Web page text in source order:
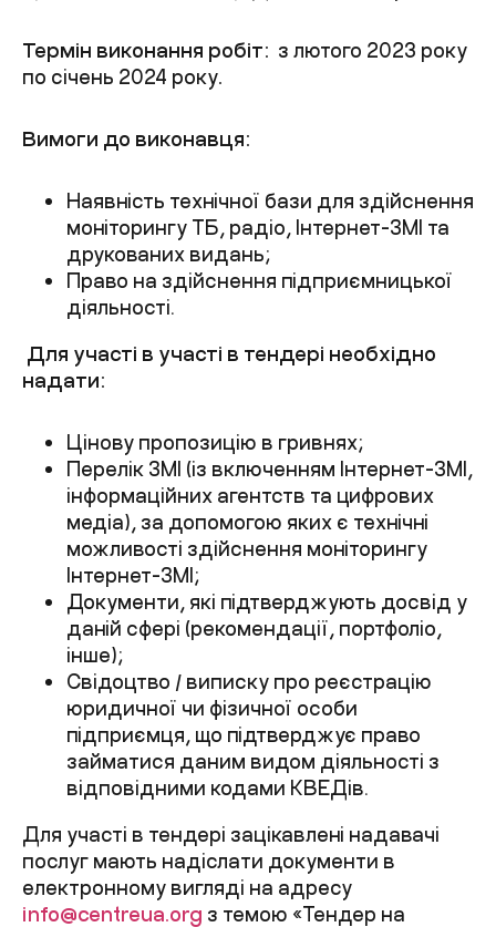
Термін виконання робіт: з лютого 2023 року
по січень 2024 року.
Вимоги до виконавця:
Наявність технічної бази для здійснення
моніторингу ТБ, радіо, Інтернет-ЗМІ та
друкованих видань;
Право на здійснення підприємницької
діяльності.
Для участі в участі в тендері необхідно
надати:
Цінову пропозицію в гривнях;
Перелік ЗМІ (із включенням Інтернет-ЗМІ,
інформаційних агентств та цифрових
медіа), за допомогою яких є технічні
можливості здійснення моніторингу
Інтернет-ЗМІ;
Документи, які підтверджують досвід у
даній сфері (рекомендації, портфоліо,
інше);
Свідоцтво / виписку про реєстрацію
юридичної чи фізичної особи
підприємця, що підтверджує право
займатися даним видом діяльності з
відповідними кодами КВЕДів.
Для участі в тендері зацікавлені надавачі
послуг мають надіслати документи в
електронному вигляді на адресу
info@centreua.org з темою «Тендер на